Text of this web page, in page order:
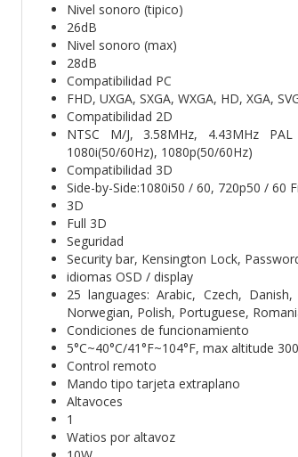
Nivel sonoro (tipico)
26dB
Nivel sonoro (max)
28dB
Compatibilidad PC
FHD, UXGA, SXGA, WXGA, HD, XGA,
Compatibilidad 2D
NTSC M/J, 3.58MHz, 4.43MHz
1080i(50/60Hz), 1080p(50/60Hz)
Compatibilidad 3D
Side-by-Side:1080i50 / 60, 720p50 / 60
3D
Full 3D
Seguridad
Security bar, Kensington Lock,
idiomas OSD / display
25 languages: Arabic, Czech,
Norwegian, Polish, Portuguese,
Condiciones de funcionamiento
5°C~40°C/41°F~104°F, max altitude
Control remoto
Mando tipo tarjeta extraplano
Altavoces
1
Watios por altavoz